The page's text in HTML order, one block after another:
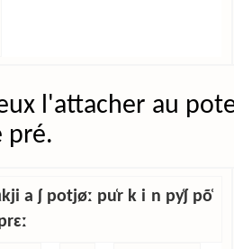
l'attacher au
pré.
a ʃ potjøː pu̜r k i n py̜ʃ põ̜